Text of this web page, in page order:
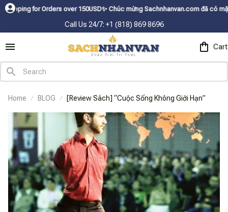
for Orders over 150USDㅤ✨Chúc mừng Sachnhanvan.com đã có mặt hơn
Call Us 24/7: +1 (818) 869 8696
Cart
Home BLOG [Review Sách] “Cuộc Sống Không Giới Hạn”